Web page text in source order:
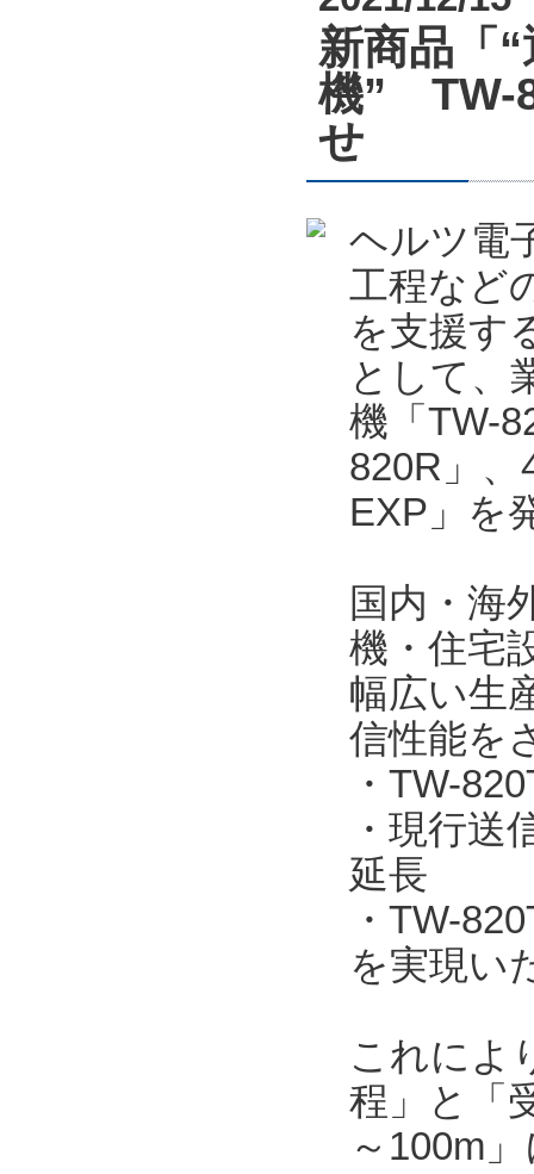
新商品「
機” TW-
せ
ヘルツ電
工程など
を支援す
として、
機「TW-
820R」
EXP」を
国内・海
機・住宅
幅広い生
信性能を
・TW-
・現行送
延長
・TW-
を実現い
これによ
程」と「
～100m